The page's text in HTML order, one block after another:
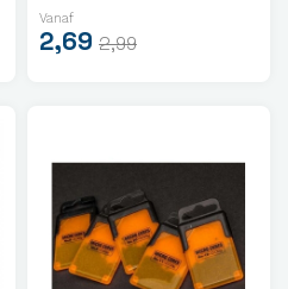
Vanaf
2,69 2,99